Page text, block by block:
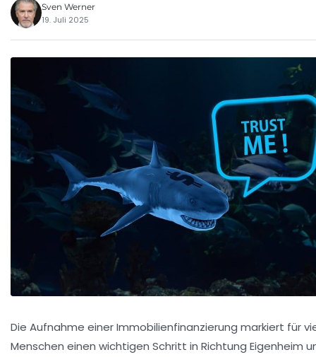
Sven Werner
19. Juli 2025
Die Aufnahme einer Immobilienfinanzierung markiert für
Menschen einen wichtigen Schritt in Richtung Eigenheim